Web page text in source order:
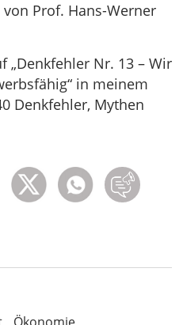
Prof. Hans-Werner
„Denkfehler Nr. 13 – Wir
in meinem
Denkfehler, Mythen